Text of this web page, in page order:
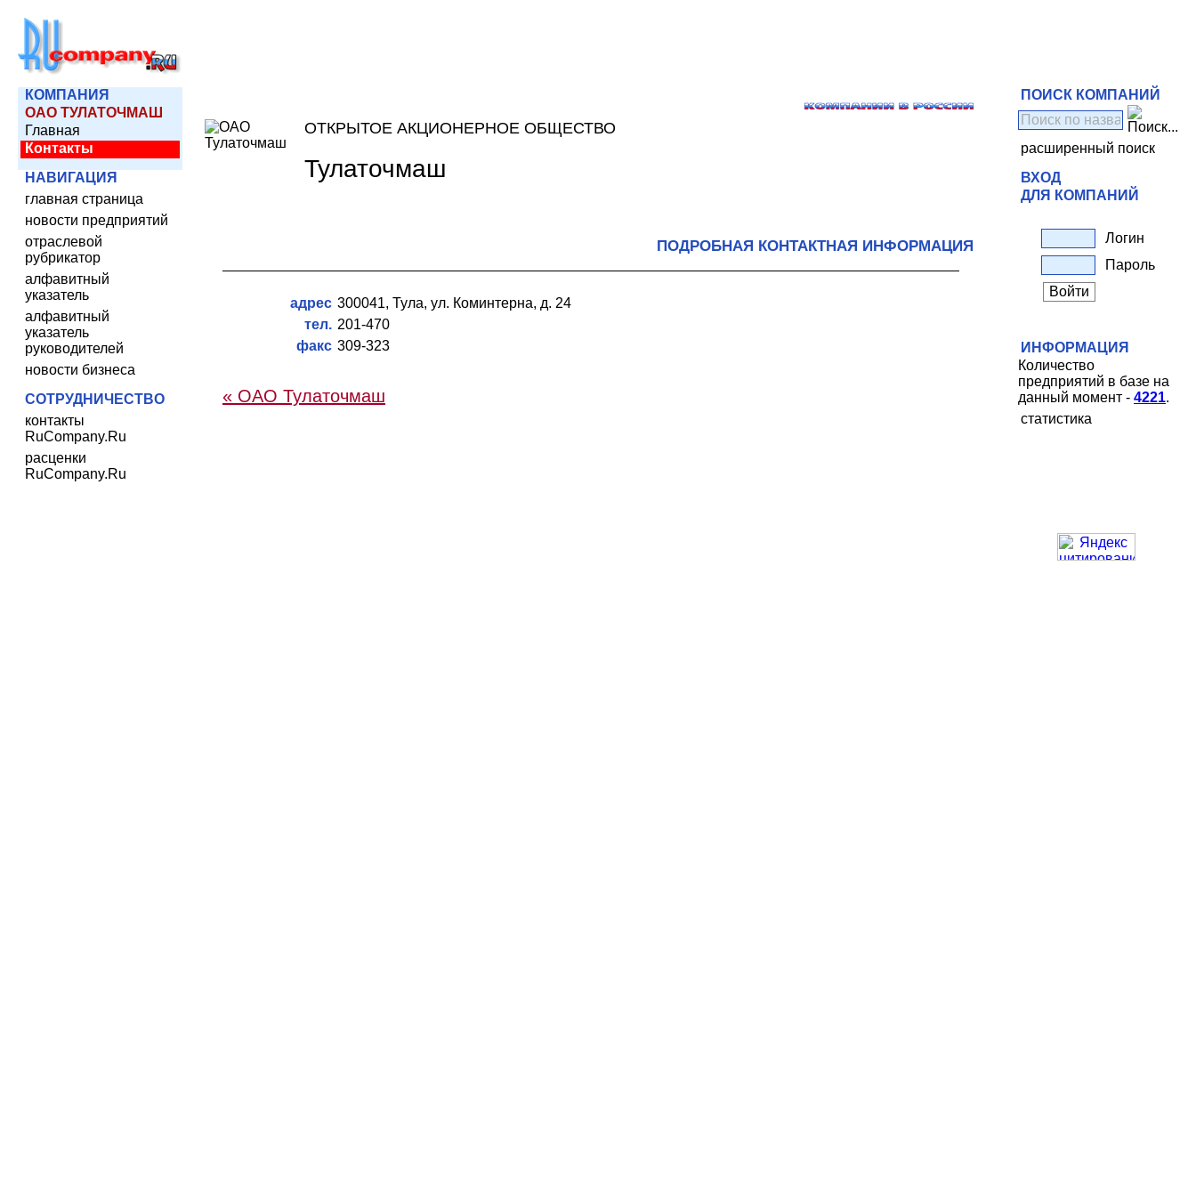
КОМПАНИЯ
ОАО ТУЛАТОЧМАШ
Главная
Контакты
НАВИГАЦИЯ
главная страница
новости предприятий
отраслевой
рубрикатор
алфавитный
указатель
алфавитный
указатель
руководителей
новости бизнеса
СОТРУДНИЧЕСТВО
контакты
RuCompany.Ru
расценки
RuCompany.Ru
ОТКРЫТОЕ АКЦИОНЕРНОЕ ОБЩЕСТВО
Тулаточмаш
ПОДРОБНАЯ КОНТАКТНАЯ ИНФОРМАЦИЯ
адрес 300041, Тула, ул. Коминтерна, д. 24
тел. 201-470
факс 309-323
« ОАО Тулаточмаш
ПОИСК КОМПАНИЙ
расширенный поиск
ВХОД
ДЛЯ КОМПАНИЙ
Логин
Пароль
ИНФОРМАЦИЯ
Количество
предприятий в базе на
данный момент - 4221.
статистика